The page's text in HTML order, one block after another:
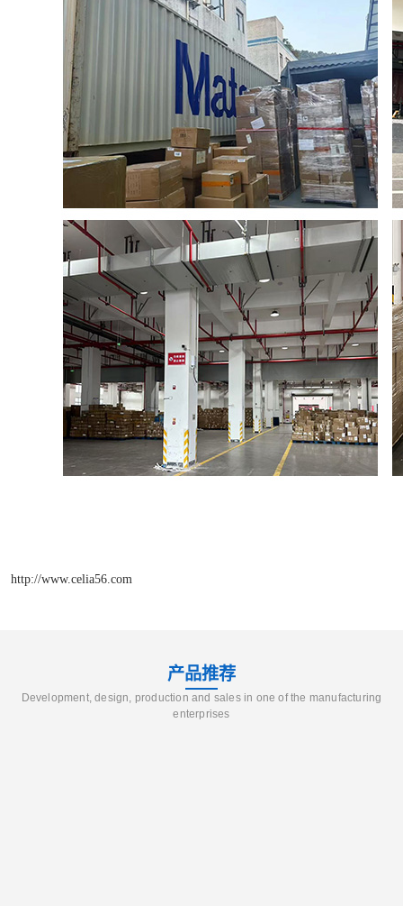
http://www.celia56.com
产品推荐
Development, design, production and sales in one of the manufacturing
enterprises